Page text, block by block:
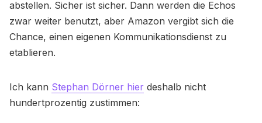
abstellen. Sicher ist sicher. Dann werden die Echos
zwar weiter benutzt, aber Amazon vergibt sich die
Chance, einen eigenen Kommunikationsdienst zu
etablieren.
Ich kann Stephan Dörner hier deshalb nicht
hundertprozentig zustimmen: